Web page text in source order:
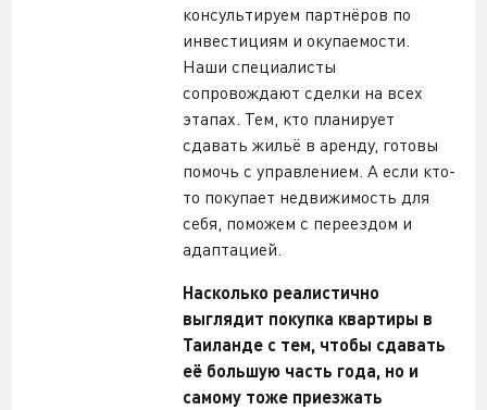
консультируем партнёров по
инвестициям и окупаемости.
Наши специалисты
сопровождают сделки на всех
этапах. Тем, кто планирует
сдавать жильё в аренду, готовы
помочь с управлением. А если кто-
то покупает недвижимость для
себя, поможем с переездом и
адаптацией.
Насколько реалистично
выглядит покупка квартиры в
Таиланде с тем, чтобы сдавать
её большую часть года, но и
самому тоже приезжать